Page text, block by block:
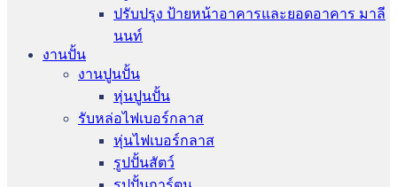
ปรับปรุง ป้ายหน้าอาคารและยอดอาคาร มาลี
นนท์
งานปั้น
งานปูนปั้น
หุ่นปูนปั้น
รับหล่อไฟเบอร์กลาส
หุ่นไฟเบอร์กลาส
รูปปั้นสัตว์